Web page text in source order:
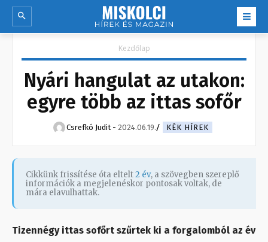
Kezdőlap
Nyári hangulat az utakon:
egyre több az ittas sofőr
Csrefkó Judit - 2024.06.19. KÉK HÍREK
Cikkünk frissítése óta eltelt2 év, a szövegben szereplő
információk a megjelenéskor pontosak voltak, de
mára elavulhattak.
Tizennégy ittas sofőrt szűrtek ki a forgalomból az év